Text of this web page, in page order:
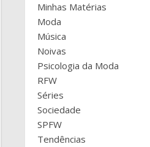
Minhas Matérias
Moda
Música
Noivas
Psicologia da Moda
RFW
Séries
Sociedade
SPFW
Tendências